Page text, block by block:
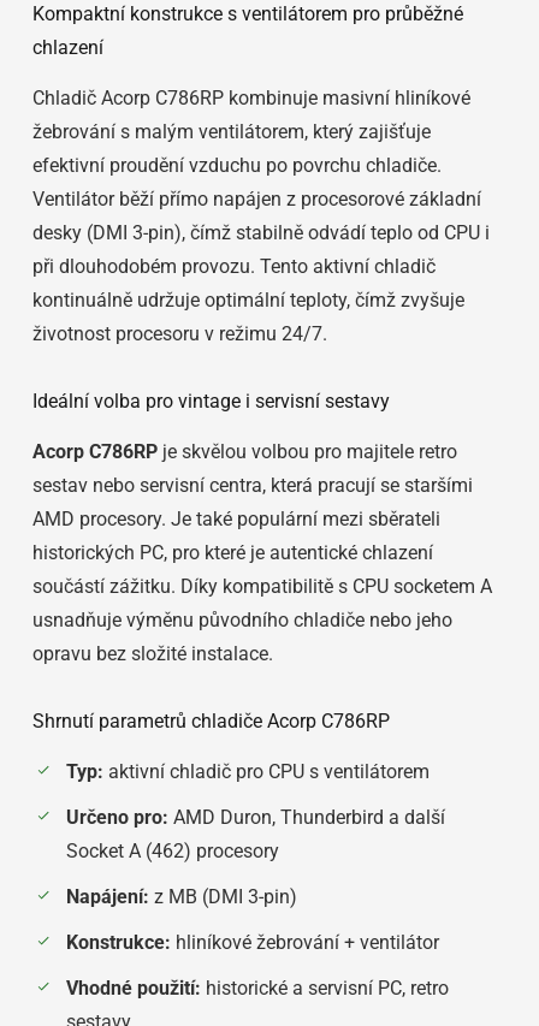
Kompaktní konstrukce s ventilátorem pro průběžné
chlazení
Chladič Acorp C786RP kombinuje masivní hliníkové
žebrování s malým ventilátorem, který zajišťuje
efektivní proudění vzduchu po povrchu chladiče.
Ventilátor běží přímo napájen z procesorové základní
desky (DMI 3-pin), čímž stabilně odvádí teplo od CPU i
při dlouhodobém provozu. Tento aktivní chladič
kontinuálně udržuje optimální teploty, čímž zvyšuje
životnost procesoru v režimu 24/7.
Ideální volba pro vintage i servisní sestavy
Acorp C786RP je skvělou volbou pro majitele retro
sestav nebo servisní centra, která pracují se staršími
AMD procesory. Je také populární mezi sběrateli
historických PC, pro které je autentické chlazení
součástí zážitku. Díky kompatibilitě s CPU socketem A
usnadňuje výměnu původního chladiče nebo jeho
opravu bez složité instalace.
Shrnutí parametrů chladiče Acorp C786RP
Typ: aktivní chladič pro CPU s ventilátorem
Určeno pro: AMD Duron, Thunderbird a další
Socket A (462) procesory
Napájení: z MB (DMI 3-pin)
Konstrukce: hliníkové žebrování + ventilátor
Vhodné použití: historické a servisní PC, retro
sestavy